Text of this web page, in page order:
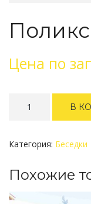
Цена по
Поликсена
В
Категория: Беседки
Похожие